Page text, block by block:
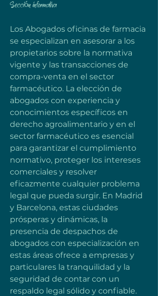
Sección informativa
Los Abogados oficinas de farmacia
se especializan en asesorar a los
propietarios sobre la normativa
vigente y las transacciones de
compra-venta en el sector
farmacéutico. La elección de
abogados con experiencia y
conocimientos específicos en
derecho agroalimentario y en el
sector farmacéutico es esencial
para garantizar el cumplimiento
normativo, proteger los intereses
comerciales y resolver
eficazmente cualquier problema
legal que pueda surgir. En Madrid
y Barcelona, estas ciudades
prósperas y dinámicas, la
presencia de despachos de
abogados con especialización en
estas áreas ofrece a empresas y
particulares la tranquilidad y la
seguridad de contar con un
respaldo legal sólido y confiable.